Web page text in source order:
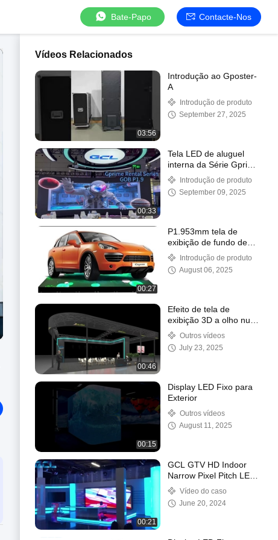
Bate-Papo Contacte-Nos
Vídeos Relacionados
03:56
Introdução ao Gposter-
A
Introdução de produto
September 27, 2025
00:33
Tela LED de aluguel
interna da Série Gprime
GOB P1.9 para
decoração de palco de
casamento
Introdução de produto
September 09, 2025
00:27
P1.953mm tela de
exibição de fundo de
palco e tela de exibição
de piso
Introdução de produto
August 06, 2025
00:46
Efeito de tela de
exibição 3D a olho nu
ao ar livre
Outros vídeos
July 23, 2025
00:15
Display LED Fixo para
Exterior
Outros vídeos
August 11, 2025
00:21
GCL GTV HD Indoor
Narrow Pixel Pitch LED
Display para sala de
aula P0.9 P1.25 P1.875
Vídeo do caso
June 20, 2024